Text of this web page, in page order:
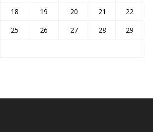
18 19 20 21
22
25 26 27 28
29